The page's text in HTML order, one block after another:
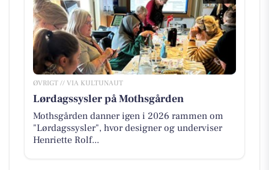
ØVRIGT // VIA KULTUNAUT
Lørdagssysler på Mothsgården
Mothsgården danner igen i 2026 rammen om
"Lørdagssysler", hvor designer og underviser
Henriette Rolf...